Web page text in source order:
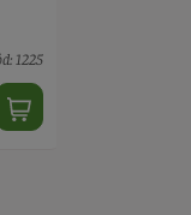
1225